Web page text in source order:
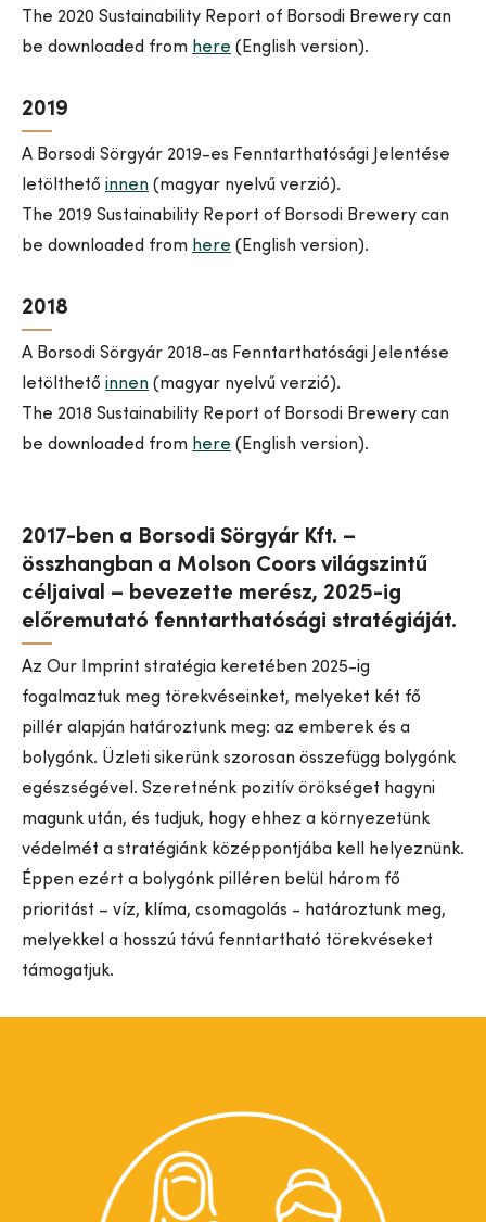
The 2020 Sustainability Report of Borsodi Brewery can
be downloaded from here (English version).
2019
A Borsodi Sörgyár 2019-es Fenntarthatósági Jelentése
letölthető innen (magyar nyelvű verzió).
The 2019 Sustainability Report of Borsodi Brewery can
be downloaded from here (English version).
2018
A Borsodi Sörgyár 2018-as Fenntarthatósági Jelentése
letölthető innen (magyar nyelvű verzió).
The 2018 Sustainability Report of Borsodi Brewery can
be downloaded from here (English version).
2017-ben a Borsodi Sörgyár Kft. –
összhangban a Molson Coors világszintű
céljaival – bevezette merész, 2025-ig
előremutató fenntarthatósági stratégiáját.
Az Our Imprint stratégia keretében 2025-ig
fogalmaztuk meg törekvéseinket, melyeket két fő
pillér alapján határoztunk meg: az emberek és a
bolygónk. Üzleti sikerünk szorosan összefügg bolygónk
egészségével. Szeretnénk pozitív örökséget hagyni
magunk után, és tudjuk, hogy ehhez a környezetünk
védelmét a stratégiánk középpontjába kell helyeznünk.
Éppen ezért a bolygónk pilléren belül három fő
prioritást – víz, klíma, csomagolás - határoztunk meg,
melyekkel a hosszú távú fenntartható törekvéseket
támogatjuk.